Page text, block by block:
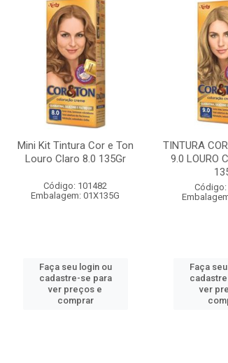
Mini Kit Tintura Cor e Ton
Louro Claro 8.0 135Gr
Código: 101482
Embalagem: 01X135G
Faça seu login ou
cadastre-se para
ver preços e
comprar
TINTURA
9.0 LOURO
Código:
Faça
ver